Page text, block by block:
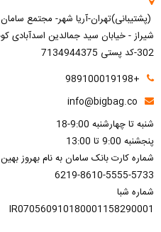
(پشتیبانی)تهران-آریا شهر- مجتمع سامان
302-کد پستی 7134944375
+989100019198
info@bigbag.co
شنبه تا چهارشنبه 9:00-18
پنجشنبه 9:00 تا 13:00
شماره کارت بانک سامان به نام بهروز بهین
6219-8610-5555-5733
شماره شبا
IR070560910180001158290001